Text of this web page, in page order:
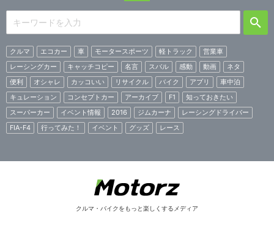
クルマ エコカー 車 モータースポーツ 軽トラック
営業車
レーシングカー
キャッチコピー 名言 スバル 感動 動画
ネタ
便利
オシャレ カッコいい リサイクル バイク アプリ
車中泊
キュレーション
コンセプトカー アーカイブ F1
知っておきたい
スーパーカー
イベント情報 2016 ジムカーナ
レーシングドライバー
FIA-F4
行ってみた！ イベント グッズ レース
クルマ・バイクをもっと楽しくするメディア